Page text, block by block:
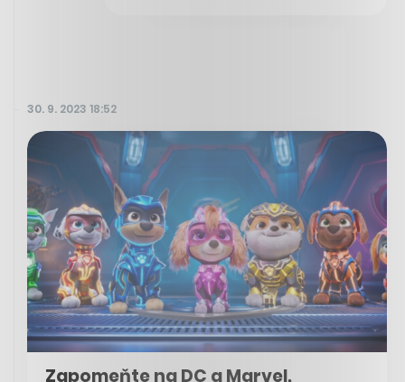
30. 9. 2023 18:52
Zapomeňte na DC a Marvel,